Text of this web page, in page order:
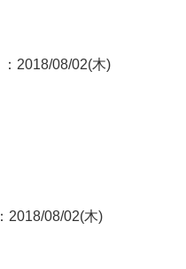
：2018/08/02(木)
：2018/08/02(木)